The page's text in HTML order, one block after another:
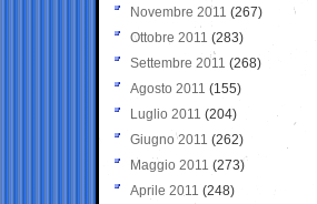
Novembre 2011 (267)
Ottobre 2011 (283)
Settembre 2011 (268)
Agosto 2011 (155)
Luglio 2011 (204)
Giugno 2011 (262)
Maggio 2011 (273)
Aprile 2011 (248)